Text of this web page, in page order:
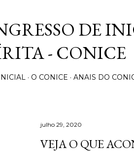
DE
- CONICE
O CONICE ANAIS DO
julho 29, 2020
VEJA O QUE